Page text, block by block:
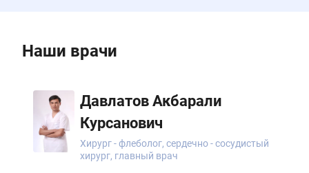
Наши врачи
Давлатов Акбарали
Курсанович
Хирург - флеболог, сердечно - сосудистый
хирург, главный врач